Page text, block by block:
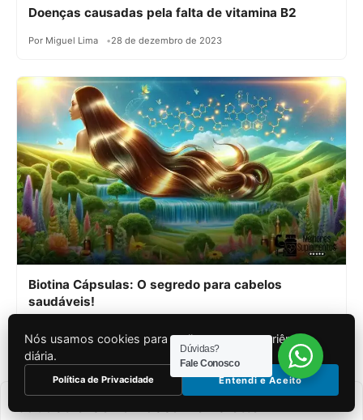
Doenças causadas pela falta de vitamina B2
Por Miguel Lima 28 de dezembro de 2023
Biotina Cápsulas: O segredo para cabelos
saudáveis!
Dúvidas?
Fale Conosco
Nós usamos cookies para melhorar sua experiência
diária.
Política de Privacidade Entendi e Aceito